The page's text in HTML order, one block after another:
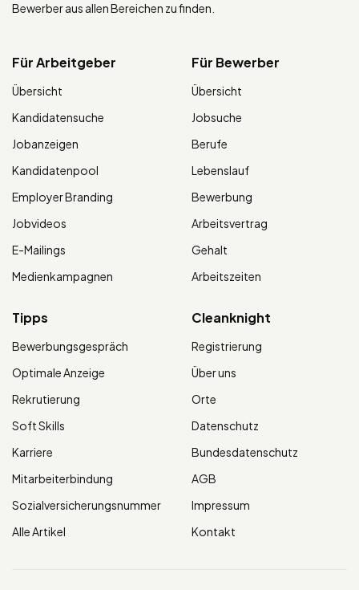
Bewerber aus allen Bereichen zu finden.
Für Arbeitgeber
Übersicht
Kandidatensuche
Jobanzeigen
Kandidatenpool
Employer Branding
Jobvideos
E-Mailings
Medienkampagnen
Für Bewerber
Übersicht
Jobsuche
Berufe
Lebenslauf
Bewerbung
Arbeitsvertrag
Gehalt
Arbeitszeiten
Tipps
Bewerbungsgespräch
Optimale Anzeige
Rekrutierung
Soft Skills
Karriere
Mitarbeiterbindung
Sozialversicherungsnummer
Alle Artikel
Cleanknight
Registrierung
Über uns
Orte
Datenschutz
Bundesdatenschutz
AGB
Impressum
Kontakt